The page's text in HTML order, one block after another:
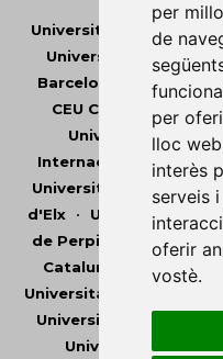
per
de
per
lloc web
interès
serveis
oferir
vostè.
Universitat Abat Oliba
Universitat d'Andorra
Barcelona
CEU Cardenal Herrera
Universitat de les
Internacional de
Universitat de Lleida•
d'Elx• Universitat
de Perpinyà Via Domitia
Catalunya
Universitat Pompeu
Universitat Rovira i
Universitat de